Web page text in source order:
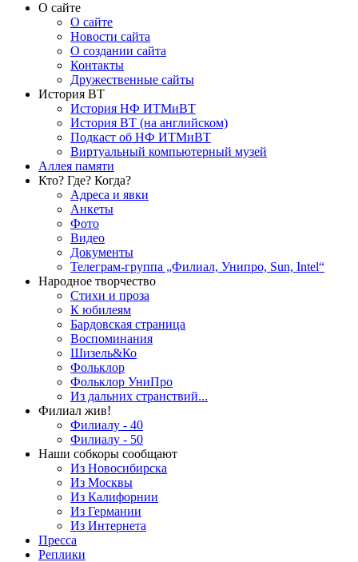
О сайте
О сайте
Новости сайта
О создании сайта
Контакты
Дружественные сайты
История ВТ
История НФ ИТМиВТ
История ВТ (на английском)
Подкаст об НФ ИТМиВТ
Виртуальный компьютерный музей
Аллея памяти
Кто? Где? Когда?
Адреса и явки
Анкеты
Фото
Видео
Документы
Телеграм-группа „Филиал, Унипро, Sun, Intel“
Народное творчество
Стихи и проза
К юбилеям
Бардовская страница
Воспоминания
Шизель&Ко
Фольклор
Фольклор УниПро
Из дальних странствий...
Филиал жив!
Филиалу - 40
Филиалу - 50
Наши собкоры сообщают
Из Новосибирска
Из Москвы
Из Калифорнии
Из Германии
Из Интернета
Пресса
Реплики